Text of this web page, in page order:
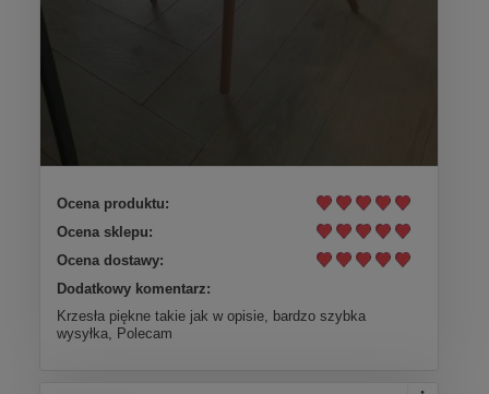
Ocena produktu:
Ocena sklepu:
Ocena dostawy:
Dodatkowy komentarz:
Krzesła piękne takie jak w opisie, bardzo szybka
wysyłka, Polecam